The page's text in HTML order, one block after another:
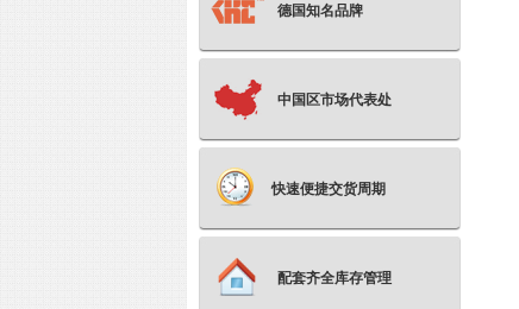
德国知名品牌
中国区市场代表处
快速便捷交货周期
配套齐全库存管理